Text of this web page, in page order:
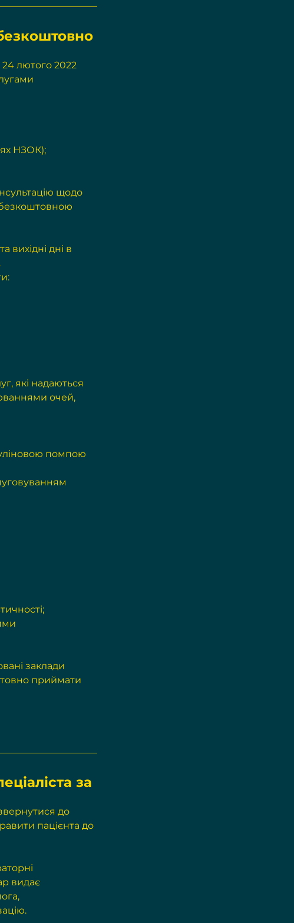
лютого 2022
НЗОК);
щодо
вихідні дні в
.
які надаються
очей,
помпою
заклади
приймати
за
до
пацієнта до
видає